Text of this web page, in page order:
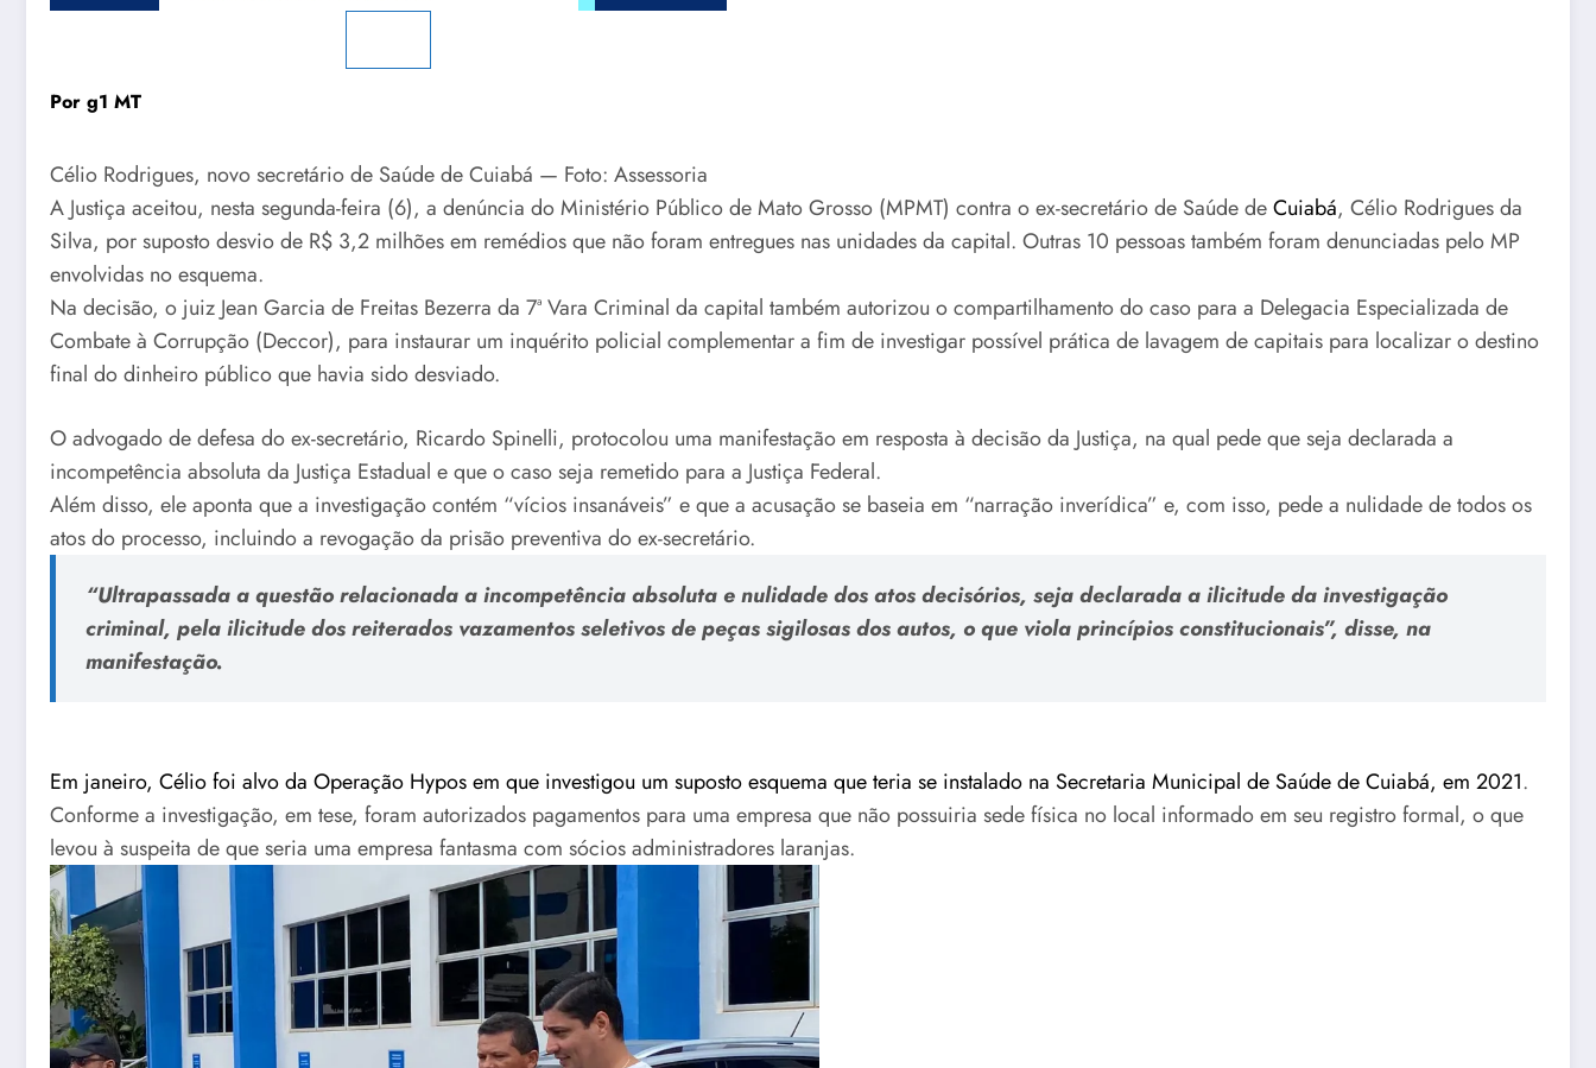
Por g1 MT
Célio Rodrigues, novo secretário de Saúde de Cuiabá — Foto: Assessoria
A Justiça aceitou, nesta segunda-feira (6), a denúncia do Ministério Público de Mato Grosso (MPMT) contra o ex-secretário de Saúde deCuiabá, Célio Rodrigues da
Silva, por suposto desvio de R$ 3,2 milhões em remédios que não foram entregues nas unidades da capital. Outras 10 pessoas também foram denunciadas pelo MP
envolvidas no esquema.
Na decisão, o juiz Jean Garcia de Freitas Bezerra da 7ª Vara Criminal da capital também autorizou o compartilhamento do caso para a Delegacia Especializada de
Combate à Corrupção (Deccor), para instaurar um inquérito policial complementar a fim de investigar possível prática de lavagem de capitais para localizar o destino
final do dinheiro público que havia sido desviado.
O advogado de defesa do ex-secretário, Ricardo Spinelli, protocolou uma manifestação em resposta à decisão da Justiça, na qual pede que seja declarada a
incompetência absoluta da Justiça Estadual e que o caso seja remetido para a Justiça Federal.
Além disso, ele aponta que a investigação contém “vícios insanáveis” e que a acusação se baseia em “narração inverídica” e, com isso, pede a nulidade de todos os
atos do processo, incluindo a revogação da prisão preventiva do ex-secretário.
“Ultrapassada a questão relacionada a incompetência absoluta e nulidade dos atos decisórios, seja declarada a ilicitude da investigação
criminal, pela ilicitude dos reiterados vazamentos seletivos de peças sigilosas dos autos, o que viola princípios constitucionais”, disse, na
manifestação.
Em janeiro, Célio foi alvo da Operação Hypos em que investigou um suposto esquema que teria se instalado na Secretaria Municipal de Saúde de Cuiabá, em 2021.
Conforme a investigação, em tese, foram autorizados pagamentos para uma empresa que não possuiria sede física no local informado em seu registro formal, o que
levou à suspeita de que seria uma empresa fantasma com sócios administradores laranjas.